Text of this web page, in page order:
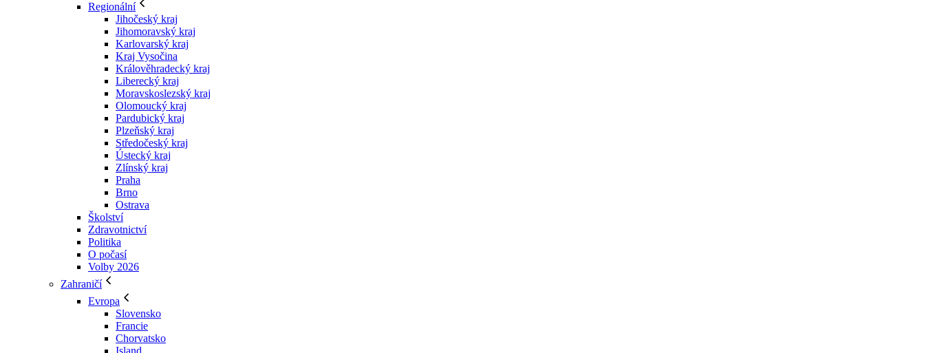
Regionální
Jihočeský kraj
Jihomoravský kraj
Karlovarský kraj
Kraj Vysočina
Králověhradecký kraj
Liberecký kraj
Moravskoslezský kraj
Olomoucký kraj
Pardubický kraj
Plzeňský kraj
Středočeský kraj
Ústecký kraj
Zlínský kraj
Praha
Brno
Ostrava
Školství
Zdravotnictví
Politika
O počasí
Volby 2026
Zahraničí
Evropa
Slovensko
Francie
Chorvatsko
Island